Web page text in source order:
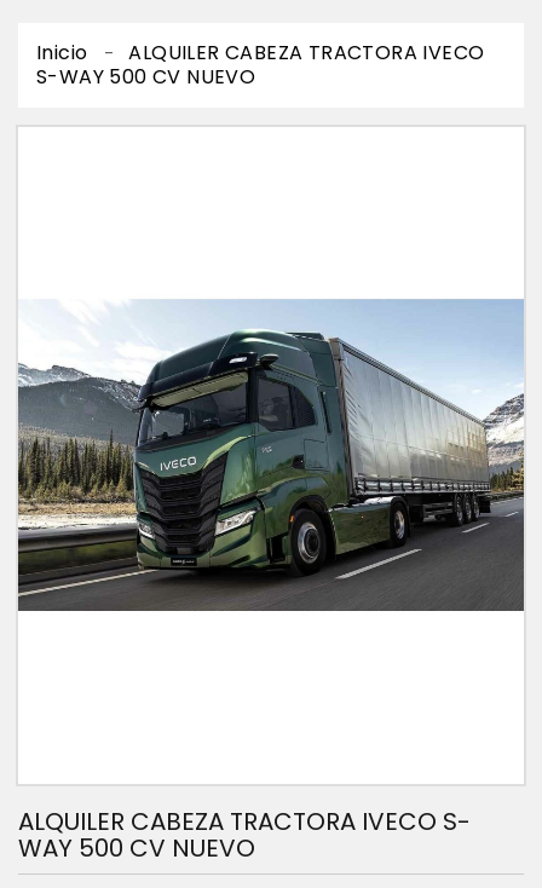
Inicio
ALQUILER CABEZA TRACTORA IVECO
S-WAY 500 CV NUEVO
ALQUILER CABEZA TRACTORA IVECO S-
WAY 500 CV NUEVO